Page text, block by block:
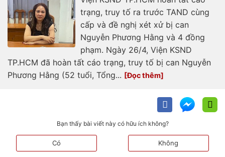
trạng, truy tố ra trước TAND cùng
cấp và đề nghị xét xử bị can
Nguyễn Phương Hằng và 4 đồng
phạm. Ngày 26/4, Viện KSND
TP.HCM đã hoàn tất cáo trạng, truy tố bị can Nguyễn
Phương Hằng (52 tuổi, Tổng...
Bạn thấy bài viết này có hữu ích không?
Có Không